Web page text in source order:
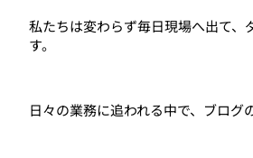
私たちは変わらず毎日現場へ出て
す。
日々の業務に追われる中で、ブログ